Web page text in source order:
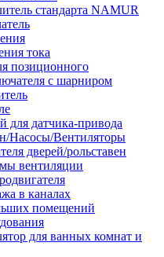
стандарта NAMUR
тока
позиционного
с шарниром
датчика-привода
Насосы/Вентиляторы
дверей/рольставен
вентиляции
в каналах
помещений